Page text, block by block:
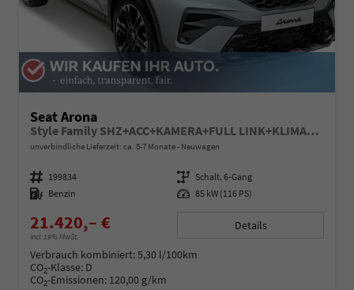
Seat Arona
Style Family SHZ+ACC+KAMERA+FULL LINK+KLIMA+LED+16" ALU
unverbindliche Lieferzeit: ca. 5-7 Monate Neuwagen
Fahrzeugnummer 199834 Getriebe Schalt. 6-Gang
Kraftstoff Benzin Leistung 85 kW (116 PS)
21.420,– €
incl. 19% MwSt.
Details
Verbrauch kombiniert:5,30 l/100km
CO2-Klasse: D
CO2-Emissionen: 120,00 g/km